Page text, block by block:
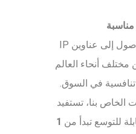
احصل على إمكانية الوصول إلى عناوين IP
مختلف أنحاء العالم
تنافسية في السوق.
الخاص بنا، تستفيد
للتوسع تبدأ من 1